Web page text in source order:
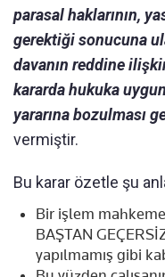
parasal haklarının,
gerektiği sonucuna
davanın reddine
kararda hukuka
yararına bozulması
vermiştir.
Bu karar özetle şu
Bir işlem
BAŞTAN
yapılmamış gibi